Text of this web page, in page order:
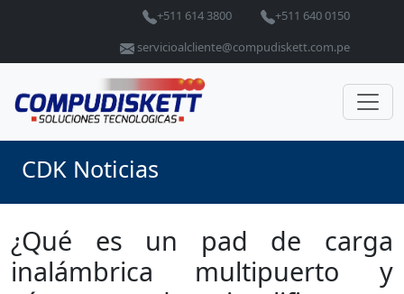
+511 614 3800
+511 640 0150
servicioalcliente@compudiskett.com.pe
CDK Noticias
¿Qué es un pad de carga
inalámbrica multipuerto y